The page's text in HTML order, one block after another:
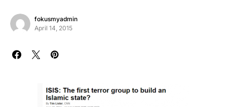
fokusmyadmin
April 14, 2015